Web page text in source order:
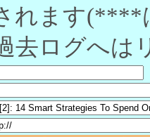
れます(****
去ログへは